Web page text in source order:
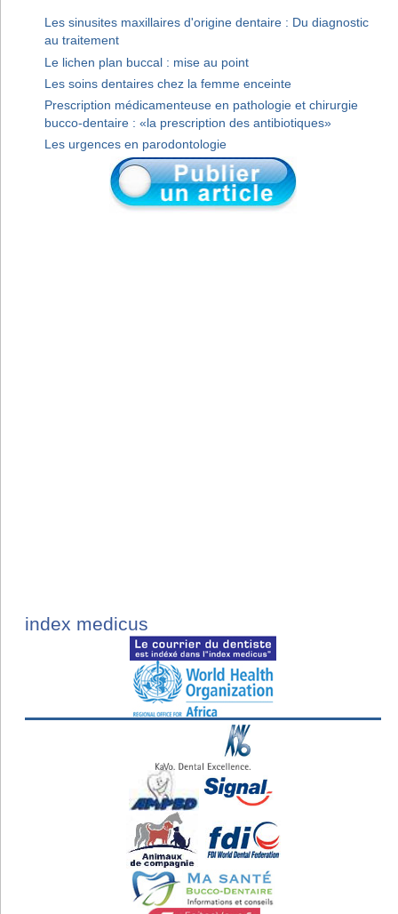
Les sinusites maxillaires d'origine dentaire : Du diagnostic
au traitement
Le lichen plan buccal : mise au point
Les soins dentaires chez la femme enceinte
Prescription médicamenteuse en pathologie et chirurgie
bucco-dentaire : «la prescription des antibiotiques»
Les urgences en parodontologie
index medicus